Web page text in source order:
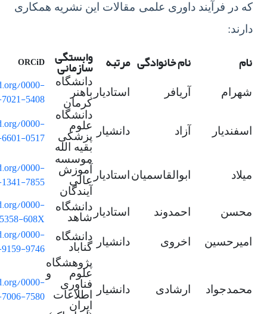
که در فرآیند داوری علمی مقالات این نشریه همکاری
دارند:
نام نام خانوادگی مرتبه وابستگی
سازمانی ORCiD
شهرام آریافر استادیار
دانشگاه
باهنر
کرمان
0000-
5408
اسفندیار آزاد دانشیار
دانشگاه
علوم
پزشکی
بقیه الله
0000-
0517
میلاد ابوالقاسمیان استادیار
موسسه
آموزش
عالی
آیندگان
0000-
7855
محسن احمدوند استادیار دانشگاه
شاهد
0000-
608X
امیرحسین اخروی دانشیار
دانشگاه
گناباد
0000-
9746
محمدجواد ارشادی دانشیار
پژوهشگاه
علوم و
فناوری
اطلاعات
ایران
0000-
7580